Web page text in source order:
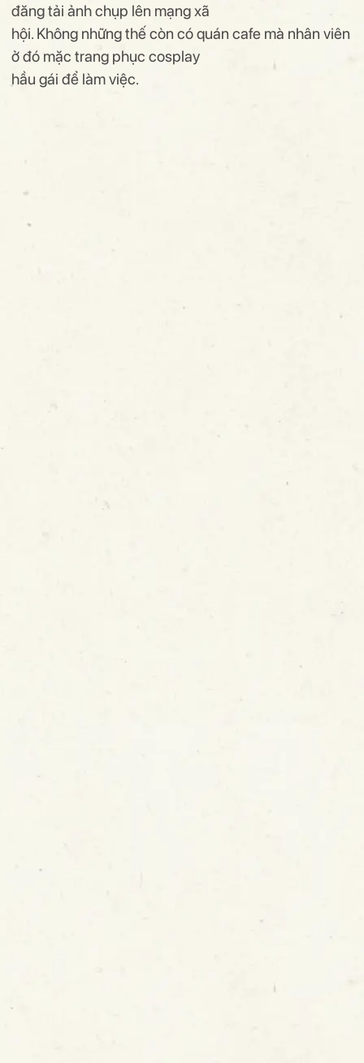
đăng tải ảnh chụp lên mạng xã
hội. Không những thế còn có quán cafe mà nhân viên
ở đó mặc trang phục cosplay
hầu gái để làm việc.